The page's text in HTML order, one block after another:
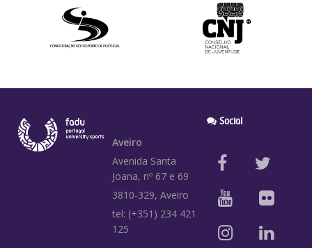
Aveiro
Avenida Santa
Joana, nº 67 e 69
3810-329, Aveiro
tel: (+351) 234 421
125
Social